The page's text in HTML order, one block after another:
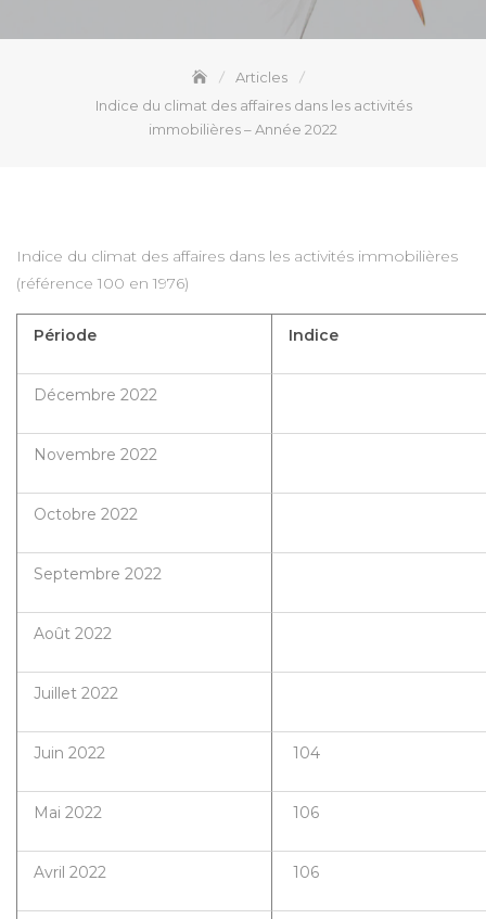
Articles
Indice du climat des affaires dans les activités
immobilières – Année 2022
Indice du climat des affaires dans les activités immobilières
(référence 100 en 1976)
Période Indice
Décembre 2022
Novembre 2022
Octobre 2022
Septembre 2022
Août 2022
Juillet 2022
Juin 2022 104
Mai 2022 106
Avril 2022 106